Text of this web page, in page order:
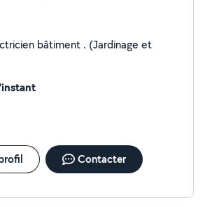
bâtiment . (Jardinage et
Contacter